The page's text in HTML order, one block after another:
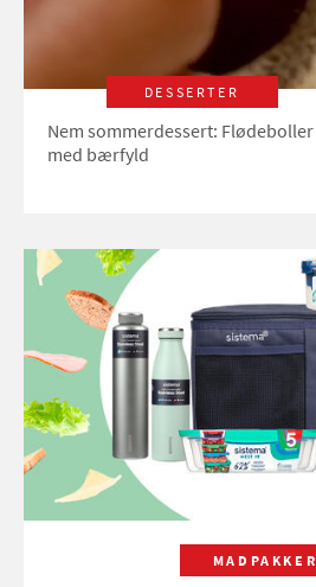
DESSERTER
Nem sommerdessert: Flødeboller
med bærfyld
MADPAKKER